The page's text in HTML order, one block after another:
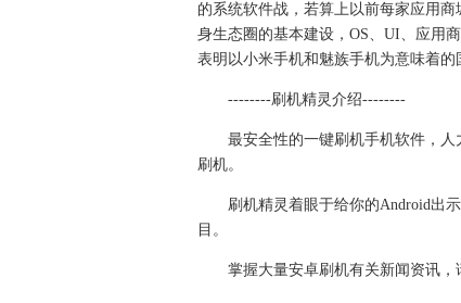
的系统软件战，若算上以前每家应用
身生态圈的基本建设，OS、UI、应用
表明以小米手机和魅族手机为意味着的
--------刷机精灵介绍--------
最安全性的一键刷机手机软件，
刷机。
刷机精灵着眼于给你的Android出
目。
掌握大量安卓刷机有关新闻资讯